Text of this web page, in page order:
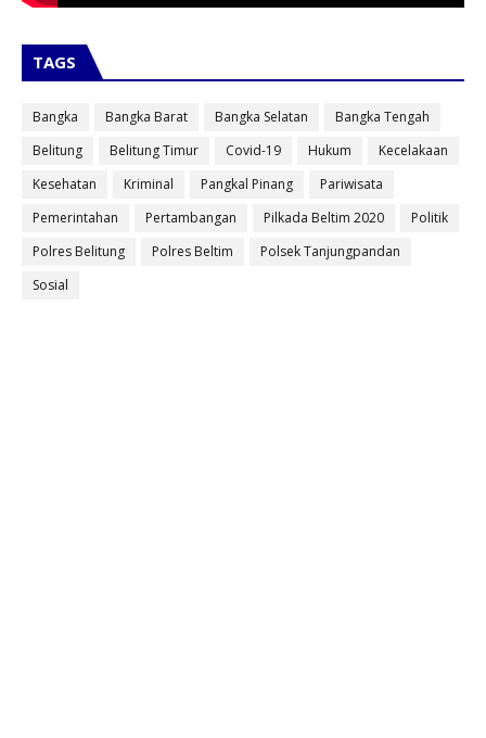
TAGS
Bangka Bangka Barat Bangka Selatan
Bangka Tengah
Belitung
Belitung Timur Covid-19 Hukum
Kecelakaan
Kesehatan
Kriminal Pangkal Pinang
Pariwisata
Pemerintahan
Pertambangan Pilkada Beltim 2020
Politik
Polres Belitung
Polres Beltim
Polsek Tanjungpandan
Sosial